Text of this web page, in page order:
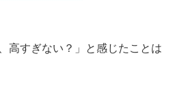
高すぎない？」と感じたことは